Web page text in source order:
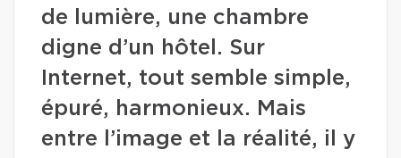
de lumière, une chambre
digne d’un hôtel. Sur
Internet, tout semble simple,
épuré, harmonieux. Mais
entre l’image et la réalité, il y